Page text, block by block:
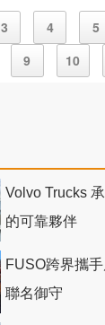
3 4 5
9
10
Volvo Trucks
的可靠夥伴
FUSO跨界攜
聯名御守